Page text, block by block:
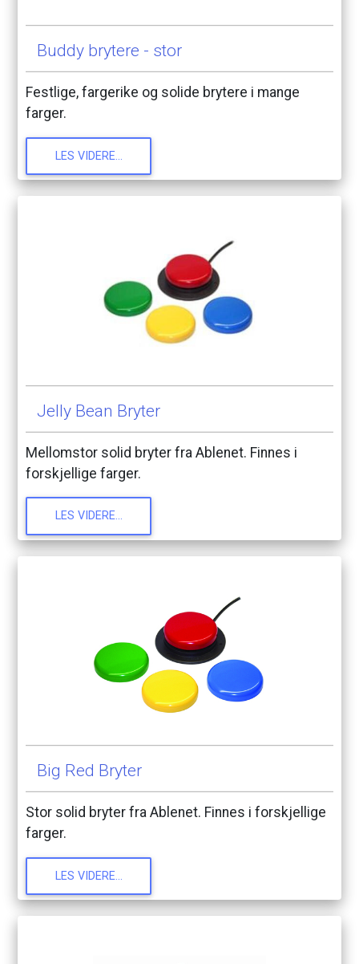
Buddy brytere - stor
Festlige, fargerike og solide brytere i mange
farger.
LES VIDERE...
Jelly Bean Bryter
Mellomstor solid bryter fra Ablenet. Finnes i
forskjellige farger.
LES VIDERE...
Big Red Bryter
Stor solid bryter fra Ablenet. Finnes i forskjellige
farger.
LES VIDERE...